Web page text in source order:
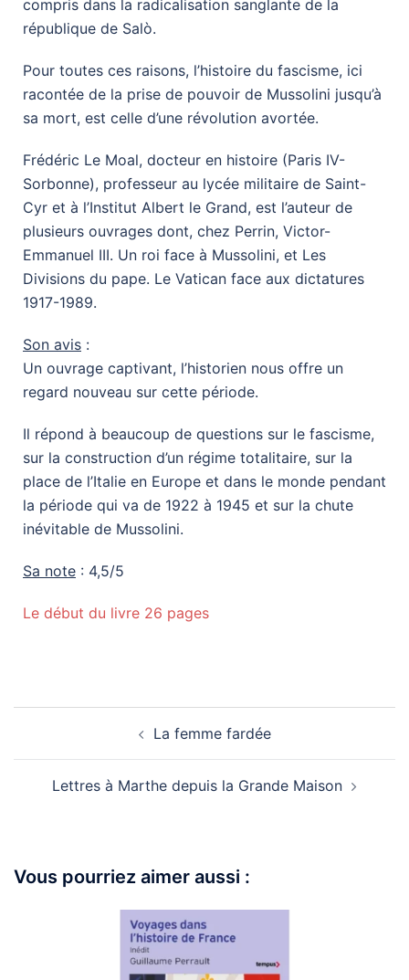
compris dans la radicalisation sanglante de la
république de Salò.
Pour toutes ces raisons, l’histoire du fascisme, ici
racontée de la prise de pouvoir de Mussolini jusqu’à
sa mort, est celle d’une révolution avortée.
Frédéric Le Moal, docteur en histoire (Paris IV-
Sorbonne), professeur au lycée militaire de Saint-
Cyr et à l’Institut Albert le Grand, est l’auteur de
plusieurs ouvrages dont, chez Perrin, Victor-
Emmanuel III. Un roi face à Mussolini, et Les
Divisions du pape. Le Vatican face aux dictatures
1917-1989.
Son avis :
Un ouvrage captivant, l’historien nous offre un
regard nouveau sur cette période.
Il répond à beaucoup de questions sur le fascisme,
sur la construction d’un régime totalitaire, sur la
place de l’Italie en Europe et dans le monde pendant
la période qui va de 1922 à 1945 et sur la chute
inévitable de Mussolini.
Sa note : 4,5/5
Le début du livre 26 pages
La femme fardée
Lettres à Marthe depuis la Grande Maison
Vous pourriez aimer aussi :